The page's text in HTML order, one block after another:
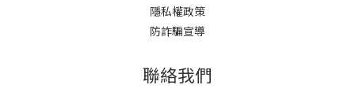
隱私權政策
防詐騙宣導
聯絡我們